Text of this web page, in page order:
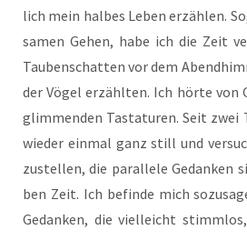
lich mein hal­bes Leben erzäh­len.
sa­men Gehen, habe ich die Zeit
Tau­ben­schat­ten vor dem
der Vögel erzähl­ten. Ich hör­te von
glim­men­den Tas­ta­tu­ren. Seit zwei
wie­der ein­mal ganz still und
zu­stel­len, die par­al­le­le Gedan­ken
ben Zeit. Ich befin­de mich
Gedan­ken, die viel­leicht